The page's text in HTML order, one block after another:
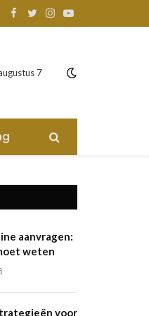
Facebook
TwitterInstagram
YouTube
7
aanvragen:
weten
voor